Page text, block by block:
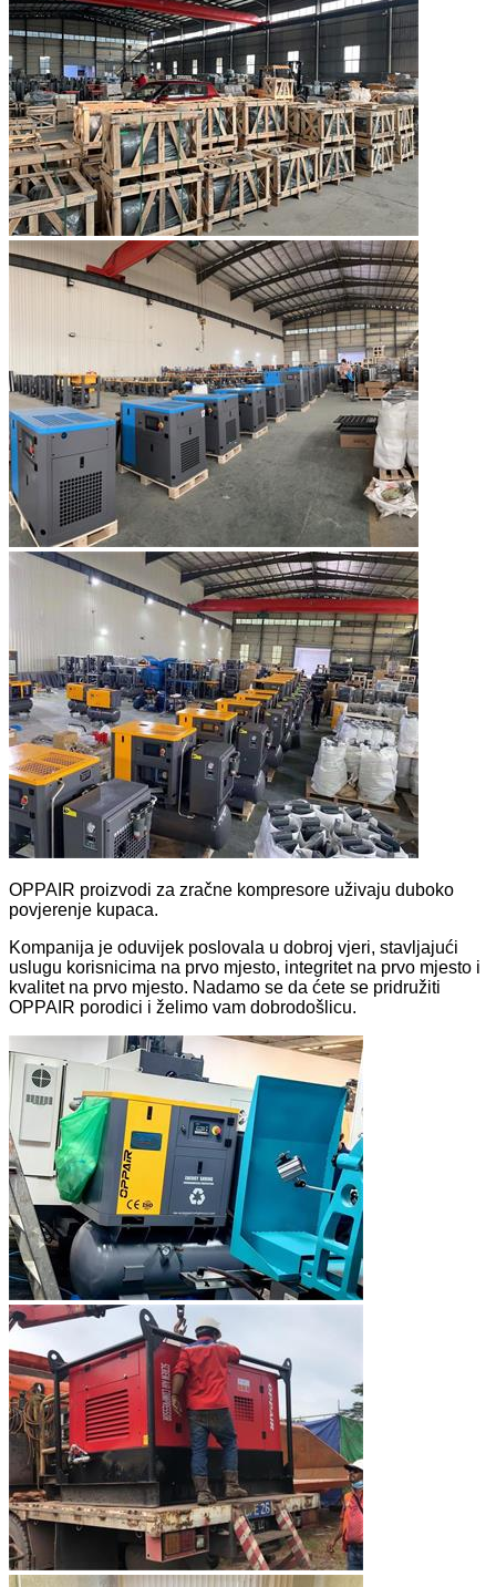
OPPAIR proizvodi za zračne kompresore uživaju duboko
povjerenje kupaca.
Kompanija je oduvijek poslovala u dobroj vjeri, stavljajući
uslugu korisnicima na prvo mjesto, integritet na prvo mjesto i
kvalitet na prvo mjesto. Nadamo se da ćete se pridružiti
OPPAIR porodici i želimo vam dobrodošlicu.